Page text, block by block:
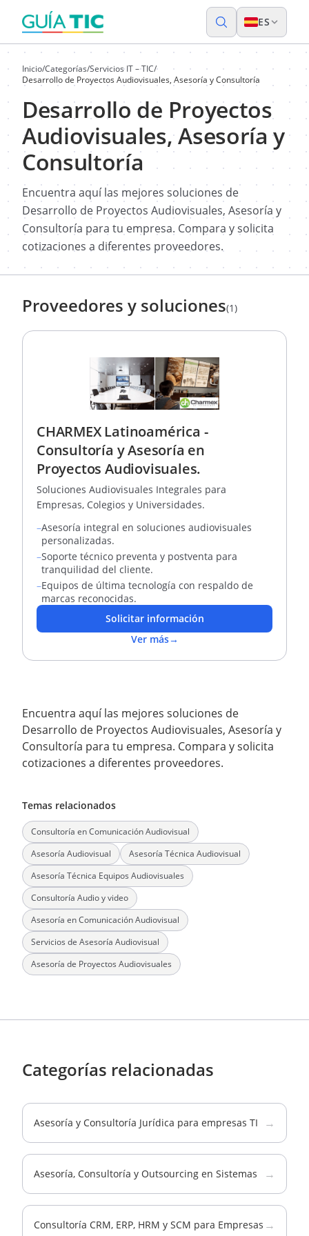
ES
Inicio/Categorías/Servicios IT – TIC/
Desarrollo de Proyectos Audiovisuales, Asesoría y Consultoría
Desarrollo de Proyectos
Audiovisuales, Asesoría y
Consultoría
Encuentra aquí las mejores soluciones de
Desarrollo de Proyectos Audiovisuales, Asesoría y
Consultoría para tu empresa. Compara y solicita
cotizaciones a diferentes proveedores.
Proveedores y soluciones(1)
CHARMEX Latinoamérica -
Consultoría y Asesoría en
Proyectos Audiovisuales.
Soluciones Audiovisuales Integrales para
Empresas, Colegios y Universidades.
–Asesoría integral en soluciones audiovisuales
personalizadas.
–Soporte técnico preventa y postventa para
tranquilidad del cliente.
–Equipos de última tecnología con respaldo de
marcas reconocidas.
Solicitar información
Ver más→
Encuentra aquí las mejores soluciones de
Desarrollo de Proyectos Audiovisuales, Asesoría y
Consultoría para tu empresa. Compara y solicita
cotizaciones a diferentes proveedores.
Temas relacionados
Consultoría en Comunicación Audiovisual
Asesoría Audiovisual
Asesoría Técnica Audiovisual
Asesoría Técnica Equipos Audiovisuales
Consultoría Audio y video
Asesoría en Comunicación Audiovisual
Servicios de Asesoría Audiovisual
Asesoría de Proyectos Audiovisuales
Categorías relacionadas
Asesoría y Consultoría Jurídica para empresas TI →
Asesoría, Consultoría y Outsourcing en Sistemas →
Consultoría CRM, ERP, HRM y SCM para Empresas →